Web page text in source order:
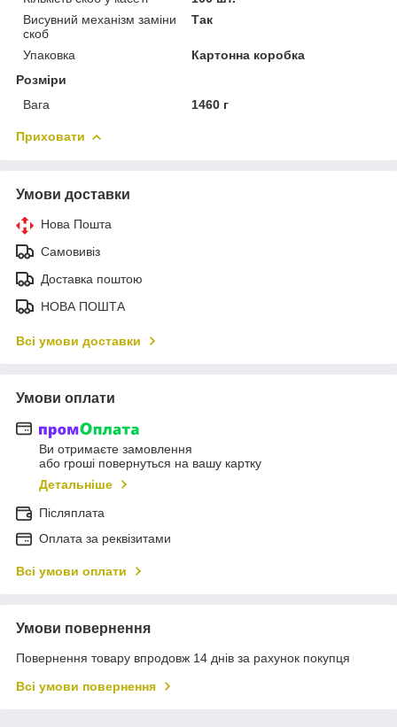
Висувний механізм заміни
скоб
Так
Упаковка
Картонна коробка
Розміри
Вага
1460 г
Приховати
Умови доставки
Нова Пошта
Самовивіз
Доставка поштою
НОВА ПОШТА
Всі умови доставки
Умови оплати
Ви отримаєте замовлення
або гроші повернуться на вашу картку
Детальніше
Післяплата
Оплата за реквізитами
Всі умови оплати
Умови повернення
Повернення товару впродовж 14 днів за рахунок покупця
Всі умови повернення